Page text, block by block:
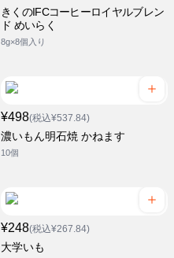
きくのIFCコーヒーロイヤルブレン
ド めいらく
8g×8個入り
¥498(税込¥537.84)
濃いもん明石焼 かねます
10個
¥248(税込¥267.84)
大学いも